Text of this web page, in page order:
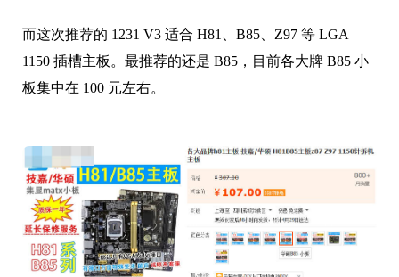
而这次推荐的 1231 V3 适合 H81、B85、Z97 等 LGA
1150 插槽主板。最推荐的还是 B85，目前各大牌 B85 小
板集中在 100 元左右。